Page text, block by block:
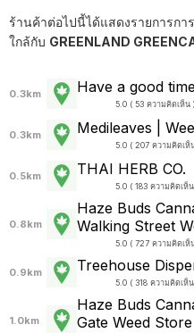
ร้านค้าต่อไปนี้ได้แสดงรายการก
ใกล้กับ GREENLAND
0.3km Have a good
5.0 ( 53 ความคิดเห็น )
0.3km Medileaves |
5.0 ( 207 ความคิดเห็
0.5km THAI HERB CO.
5.0 ( 183 ความคิดเห็
0.8km
Haze Buds
Walking Street
5.0 ( 727 ความคิดเห็
0.9km Treehouse
5.0 ( 318 ความคิดเห็
1.0km
Haze Buds
Gate Weed Store